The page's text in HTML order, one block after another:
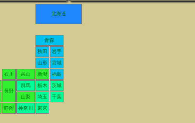
北海道
青森
秋田 岩手
山形 宮城
石川 富山 新潟 福島
長野
群馬 栃木 茨城
山梨 埼玉 千葉
静岡 神奈川 東京